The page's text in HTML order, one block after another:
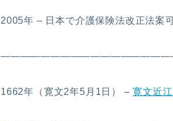
2005年 – 日本で介護保険法改正法案可
1662年（寛文2年5月1日） –寛文近